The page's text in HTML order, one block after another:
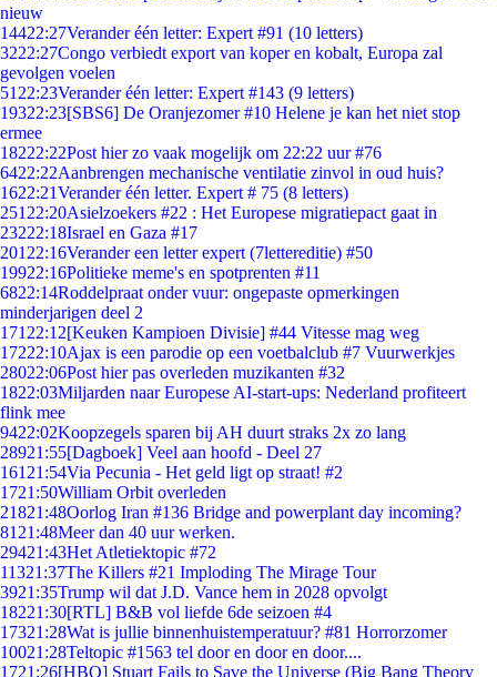
nieuw
14422:27Verander één letter: Expert #91 (10 letters)
3222:27Congo verbiedt export van koper en kobalt, Europa zal
gevolgen voelen
51 22:23Verander één letter: Expert #143 (9 letters)
19322:23[SBS6] De Oranjezomer #10 Helene je kan het niet stop
ermee
18222:22Post hier zo vaak mogelijk om 22:22 uur #76
6422:22Aanbrengen mechanische ventilatie zinvol in oud huis?
1622:21Verander één letter. Expert # 75 (8 letters)
251 22:20Asielzoekers #22 : Het Europese migratiepact gaat in
23222:18Israel en Gaza #17
201 22:16Verander een letter expert (7lettereditie) #50
19922:16Politieke meme's en spotprenten #11
6822:14Roddelpraat onder vuur: ongepaste opmerkingen
minderjarigen deel 2
171 22:12[Keuken Kampioen Divisie] #44 Vitesse mag weg
17222:10Ajax is een parodie op een voetbalclub #7 Vuurwerkjes
28022:06Post hier pas overleden muzikanten #32
1822:03Miljarden naar Europese AI-start-ups: Nederland profiteert
flink mee
9422:02Koopzegels sparen bij AH duurt straks 2x zo lang
28921:55[Dagboek] Veel aan hoofd - Deel 27
161 21:54Via Pecunia - Het geld ligt op straat! #2
1721:50William Orbit overleden
21821:48Oorlog Iran #136 Bridge and powerplant day incoming?
81 21:48Meer dan 40 uur werken.
29421:43Het Atletiektopic #72
11321:37The Killers #21 Imploding The Mirage Tour
3921:35Trump wil dat J.D. Vance hem in 2028 opvolgt
18221:30[RTL] B&B vol liefde 6de seizoen #4
17321:28Wat is jullie binnenhuistemperatuur? #81 Horrorzomer
10021:28Teltopic #1563 tel door en door en door....
1721:26[HBO] Stuart Fails to Save the Universe (Big Bang Theory